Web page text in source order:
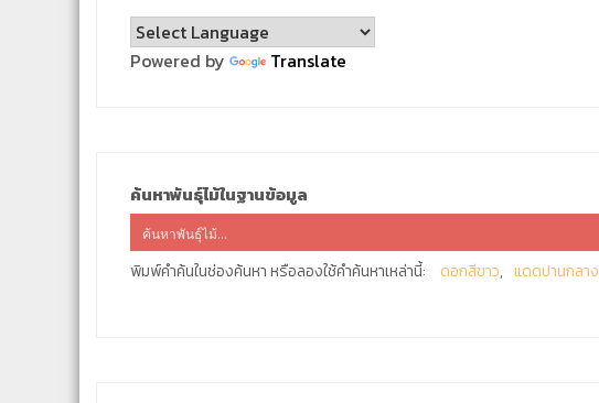
Powered by Translate
ค้นหาพันธุ์ไม้ในฐานข้อมูล
พิมพ์คำค้นในช่องค้นหา หรือลองใช้คำค้นหาเหล่านี้: ดอกสีขาว แดดปานกลาง